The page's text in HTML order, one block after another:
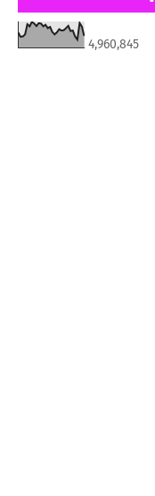
4,960,845